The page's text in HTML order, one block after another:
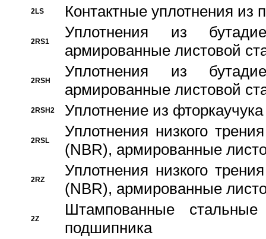
2LS Контактные уплотнения из
2RS1
Уплотнения из
армированные листовой
2RSH
Уплотнения из
армированные листовой
2RSH2 Уплотнение из
2RSL
Уплотнения низкого
(NBR), армированные
2RZ
Уплотнения низкого
(NBR), армированные
2Z
Штампованные
подшипника